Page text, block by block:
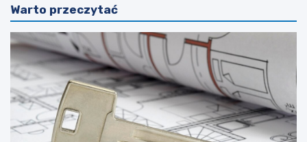
Warto przeczytać